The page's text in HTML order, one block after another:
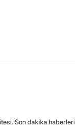
Son dakika haberleri